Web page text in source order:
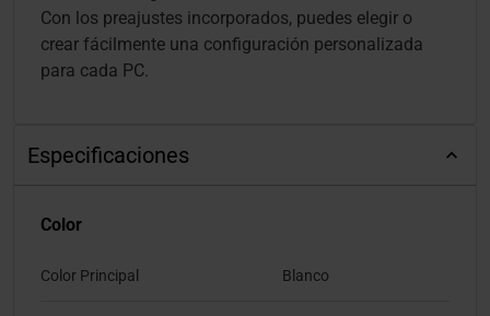
Con los preajustes incorporados, puedes elegir o
crear fácilmente una configuración personalizada
para cada PC.
Especificaciones
Color
Color Principal Blanco